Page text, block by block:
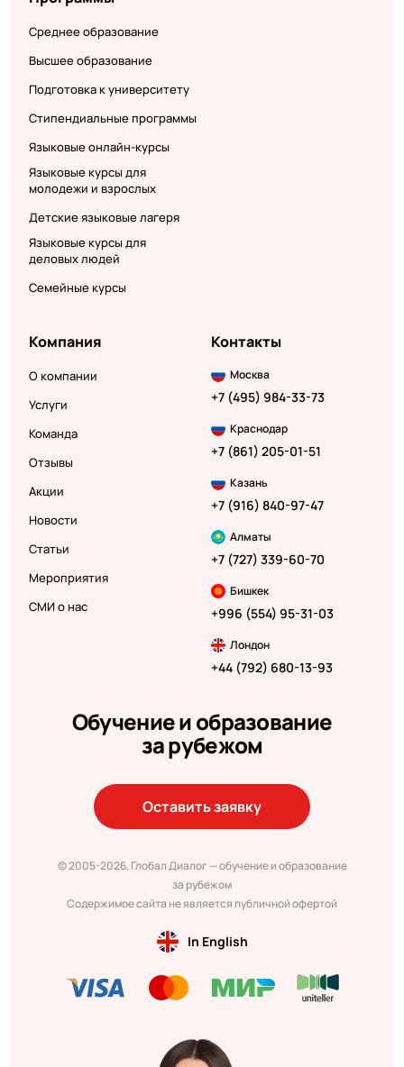
Среднее образование
Высшее образование
Подготовка к университету
Стипендиальные программы
Языковые онлайн-курсы
Языковые курсы для
молодежи и взрослых
Детские языковые лагеря
Языковые курсы для
деловых людей
Семейные курсы
Компания
О компании
Услуги
Команда
Отзывы
Акции
Новости
Статьи
Мероприятия
СМИ о нас
Контакты
Москва
+7 (495) 984-33-73
Краснодар
+7 (861) 205-01-51
Казань
+7 (916) 840-97-47
Алматы
+7 (727) 339-60-70
Бишкек
+996 (554) 95-31-03
Лондон
+44 (792) 680-13-93
Обучение и образование
за рубежом
Оставить заявку
© 2005-2026, Глобал Диалог — обучение и образование
за рубежом
Содержимое сайта не является публичной офертой
In English